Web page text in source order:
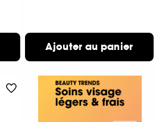
Ajouter au panier